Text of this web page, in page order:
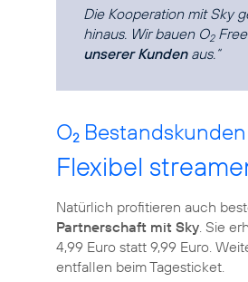
Die Kooperation mit Sky
hinaus. Wir bauen O2Free
unserer Kundenaus.“
O2
Flexibel
Natürlich profitieren auch
Partnerschaft mit Sky. Sie
4,99 Euro statt 9,99 Euro.
entfallen beim Tagesticket.